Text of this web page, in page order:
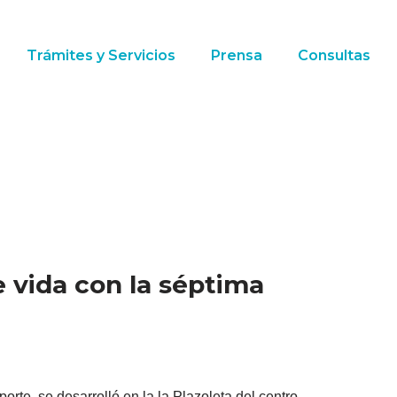
Trámites y Servicios Prensa Consultas
vida con la séptima